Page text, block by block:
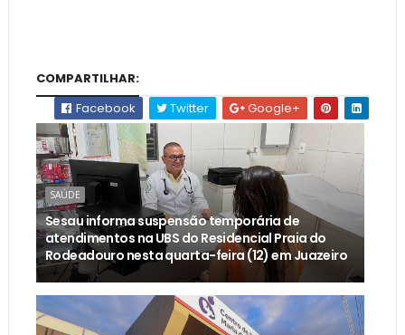
COMPARTILHAR:
Facebook
Twitter Google+
SAÚDE
Sesau informa suspensão temporária de
atendimentos na UBS do Residencial Praia do
Rodeadouro nesta quarta-feira (12) em Juazeiro